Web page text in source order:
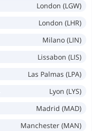
London (LGW)
London (LHR)
Milano (LIN)
Lissabon (LIS)
Las Palmas (LPA)
Lyon (LYS)
Madrid (MAD)
Manchester (MAN)